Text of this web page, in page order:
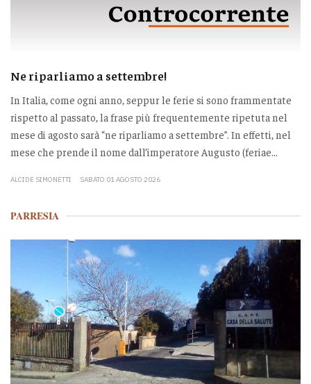
Ne riparliamo a settembre!
In Italia, come ogni anno, seppur le ferie si sono frammentate
rispetto al passato, la frase più frequentemente ripetuta nel
mese di agosto sarà “ne riparliamo a settembre”. In effetti, nel
mese che prende il nome dall’imperatore Augusto (feriae...
ALCIDE SIMONETTI SABATO 01 AGOSTO 2026
PARRESIA